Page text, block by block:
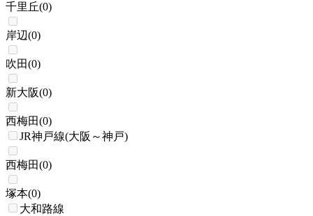
千里丘(0)
岸辺(0)
吹田(0)
新大阪(0)
西梅田(0)
JR神戸線(大阪～神戸)
西梅田(0)
塚本(0)
大和路線